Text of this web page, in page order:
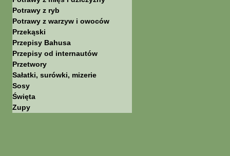
Potrawy z ryb
Potrawy z warzyw i owoców
Przekąski
Przepisy Bahusa
Przepisy od internautów
Przetwory
Sałatki, surówki, mizerie
Sosy
Święta
Zupy